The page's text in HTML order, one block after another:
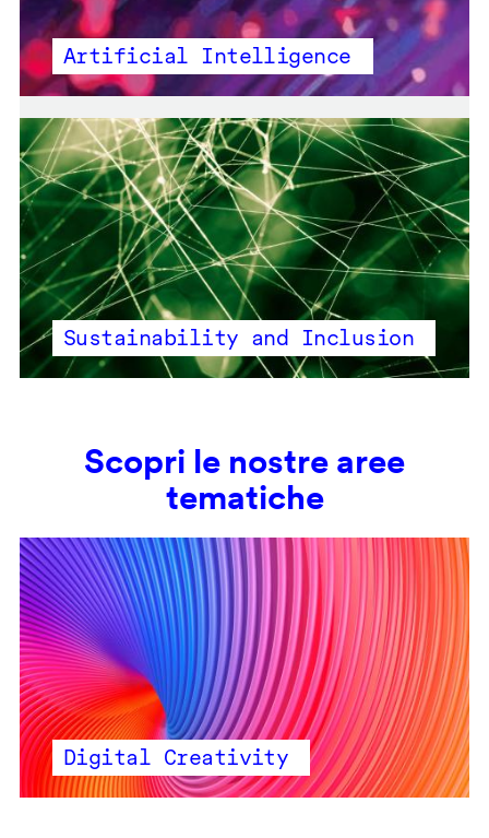
Artificial Intelligence
Sustainability and Inclusion
Scopri le nostre aree
tematiche
Digital Creativity